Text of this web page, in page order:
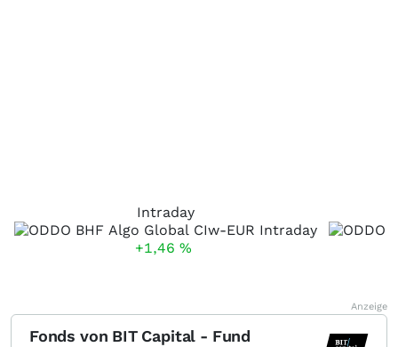
Intraday
+1,46 %
Anzeige
Fonds von BIT Capital - Fund